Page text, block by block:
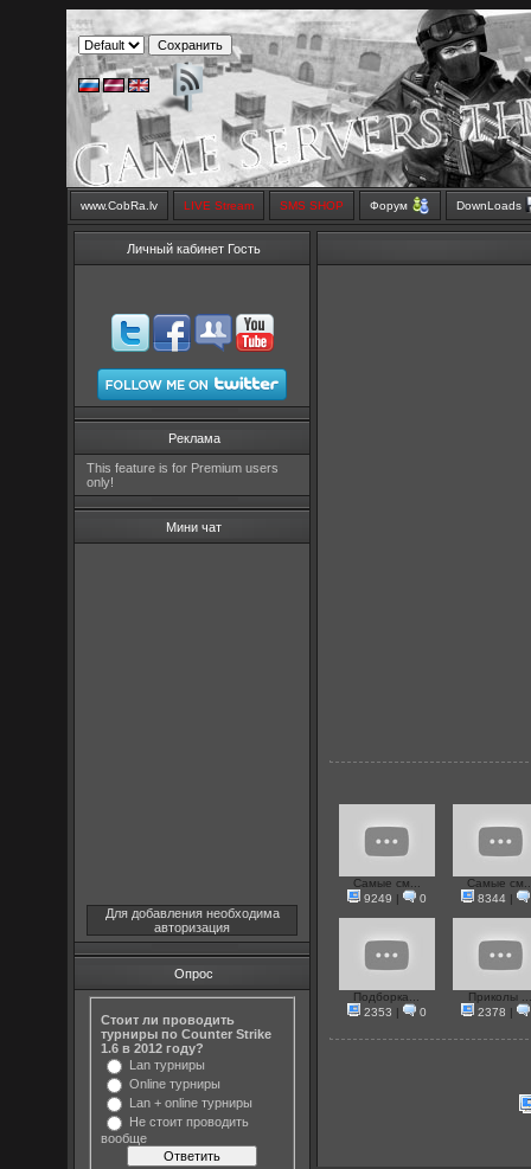
www.CobRa.lv LIVE Stream SMS SHOP Форум DownLoads
Личный кабинет Гость
Реклама
This feature is for Premium users
only!
Мини чат
Для добавления необходима
авторизация
Опрос
Стоит ли проводить
турниры по Counter Strike
1.6 в 2012 году?
Lan турниры
Online турниры
Lan + online турниры
Не стоит проводить
вообще
Самые см...
9249 | 0
Самые
8344|
Подборка...
2353 | 0
Приколы
2378 |